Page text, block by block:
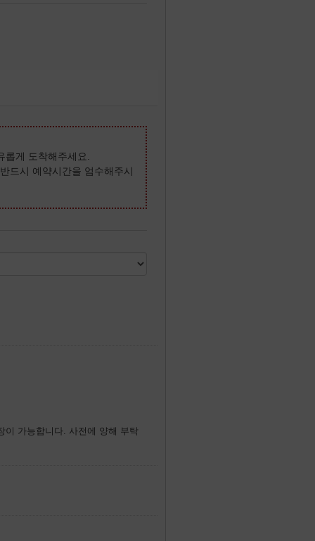
게 도착해주세요.
드시 예약시간을 엄수해주시
이 가능합니다. 사전에 양해 부탁